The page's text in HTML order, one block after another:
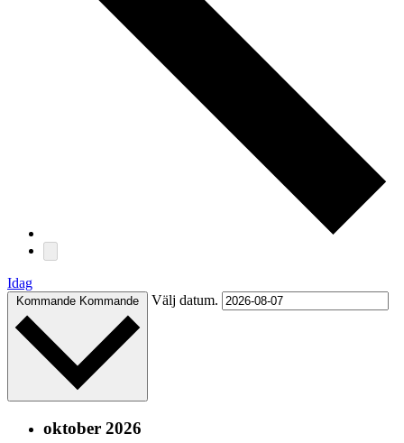
Idag
Kommande Kommande Välj datum.
oktober 2026